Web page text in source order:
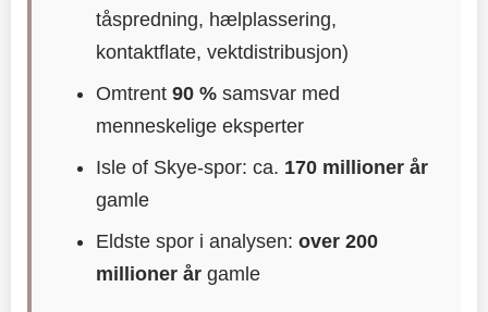
tåspredning, hælplassering,
kontaktflate, vektdistribusjon)
Omtrent90 % samsvar med
menneskelige eksperter
Isle of Skye-spor: ca. 170 millioner år
gamle
Eldste spor i analysen:over 200
millioner år gamle